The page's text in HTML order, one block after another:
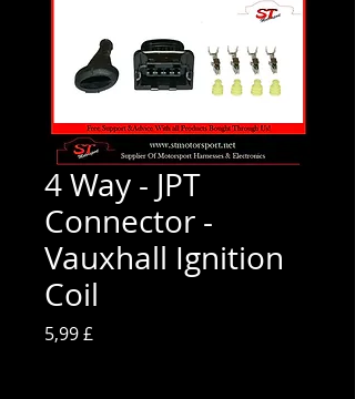
4 Way - JPT
Connector -
Vauxhall Ignition
Coil
5,99 £